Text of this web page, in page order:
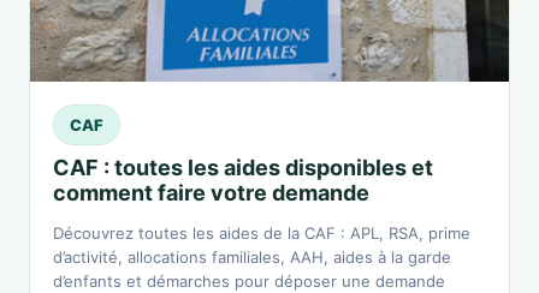
CAF
CAF : toutes les aides disponibles et
comment faire votre demande
Découvrez toutes les aides de la CAF : APL, RSA, prime
d’activité, allocations familiales, AAH, aides à la garde
d’enfants et démarches pour déposer une demande